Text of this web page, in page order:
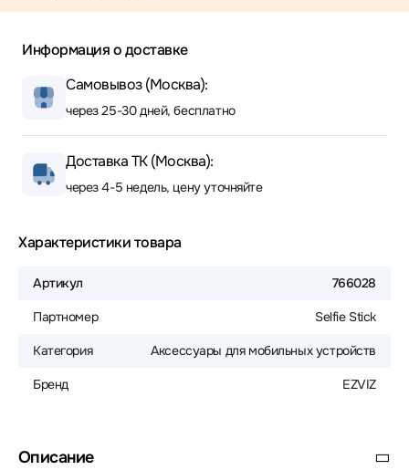
Информация о доставке
Самовывоз (Москва):
через 25-30 дней, бесплатно
Доставка ТК (Москва):
через 4-5 недель, цену уточняйте
Характеристики товара
Артикул 766028
Партномер Selfie Stick
Категория Аксессуары для мобильных устройств
Бренд EZVIZ
Описание